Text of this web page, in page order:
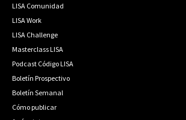
LISA Comunidad
LISA Work
LISA Challenge
Masterclass LISA
Podcast Código LISA
Boletín Prospectivo
Boletín Semanal
Cómo publicar